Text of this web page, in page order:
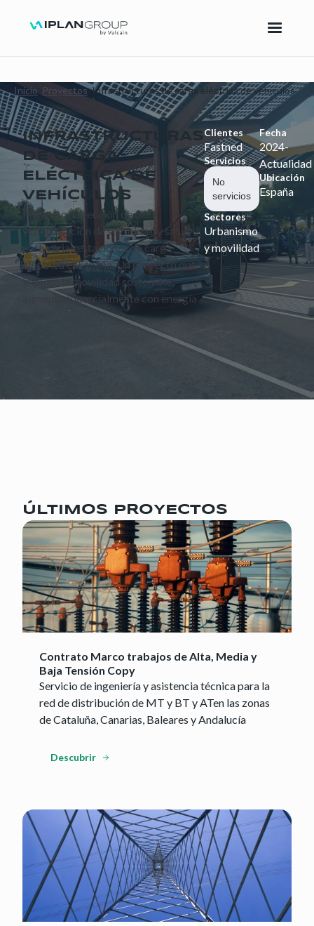
Inicio Proyectos Infrastructuras de carga eléctrica de vehículos
INFRASTRUCTURAS
DE CARGA
ELÉCTRICA DE
VEHÍCULOS
Proyecto, Dirección de obra
ycoordinación de seguridad y salud
para varias estaciones de carga
eléctrica enEspaña. Un proyecto que
impulsa la movilidad sostenible,
alimentadoparcialmente con energía
Clientes
Fastned
Servicios
No
servicios
Sectores
Urbanismo
y movilidad
Fecha
2024-
Actualidad
Ubicación
España
ÚLTIMOS PROYECTOS
Contrato Marco trabajos de Alta, Media y
Baja Tensión Copy
Servicio de ingeniería y asistencia técnica para la
red de distribución de MT y BT y ATen las zonas
de Cataluña, Canarias, Baleares y Andalucía
Descubrir